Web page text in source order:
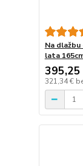
Na
lata
395,25
321,34 €